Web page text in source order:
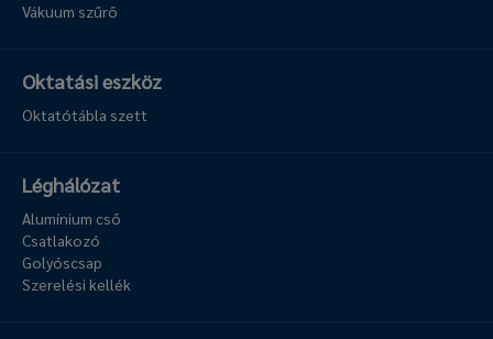
Vákuum szűrő
Oktatási eszköz
Oktatótábla szett
Léghálózat
Alumínium cső
Csatlakozó
Golyóscsap
Szerelési kellék